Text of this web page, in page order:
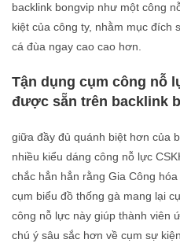
backlink bongvip như một công
kiệt của công ty, nhằm mục đích
cá đùa ngay cao cao hơn.
Tận dụng cụm công nỗ
được sẵn trên backlink
giữa đầy đủ quánh biệt hơn của
nhiều kiểu dáng công nỗ lực
chắc hẳn hẳn rằng Gia Công
cụm biểu đồ thống gà mang lại
công nỗ lực này giúp thành viên
chú ý sâu sắc hơn về cụm sự